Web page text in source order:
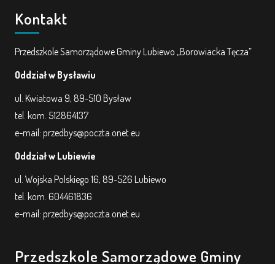
Kontakt
Przedszkole Samorządowe Gminy Lubiewo „Borowiacka Tęcza”
Oddział w Bysławiu
ul. Kwiatowa 9, 89-510 Bysław
tel. kom. 512864137
e-mail: przedbys@poczta.onet.eu
Oddział w Lubiewie
ul. Wojska Polskiego 16, 89-526 Lubiewo
tel. kom. 604461836
e-mail: przedbys@poczta.onet.eu
Przedszkole Samorządowe Gminy